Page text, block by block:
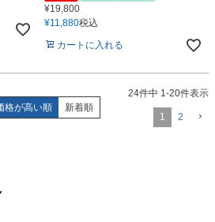
¥19,800
¥11,880税込
カートに入れる
格が高い順 新着順
24件中 1-20件表示
1 2